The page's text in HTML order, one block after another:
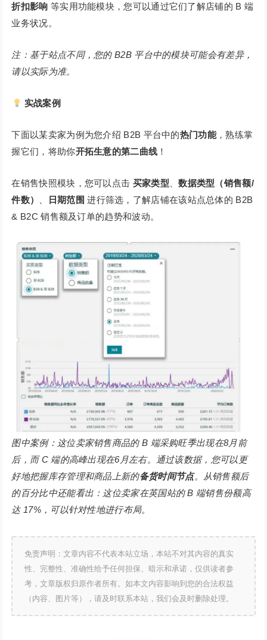
折扣影响 等实用功能模块，您可以通过它们了解店铺的 B 端
业务状况。
注：基于站点不同，您的 B2B 平台中的模块可能会有差异，
请以实际为准。
实战案例
下面以某卖家为例为您介绍 B2B 平台中的热门功能，熟练掌
握它们，将助你开拓生意的第二曲线 ！
在销售快照模块，您可以点击 买家类型 、数据类型（销售额/
件数）
日期范围 进行筛选，了解店铺在该站点总体的 B2B
& B2C 销售额及订单的趋势和波动。
图中案例：这位卖家销售商品的 B 端采购旺季出现在8月前
后，而 C 端的高峰出现在6月左右。通过该数据，您可以更
好地把握库存管理和商品上新的备货时间节点。从销售额后
的百分比中还能看出：这位卖家在英国站的 B 端销售份额高
达 17%，可以针对性地进行布局。
免责声明：文章内容不代表本站立场，本站不对其内容的真实
性、完整性、准确性给予任何担保、暗示和承诺，仅供读者参
考，文章版权归原作者所有。如本文内容影响到您的合法权益
（内容、图片等），请及时联系本站，我们会及时删除处理。